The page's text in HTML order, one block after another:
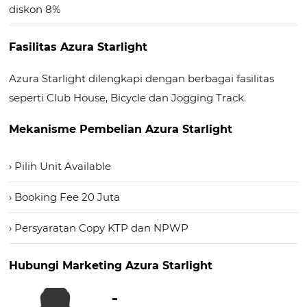
diskon 8%
Fasilitas Azura Starlight
Azura Starlight dilengkapi dengan berbagai fasilitas
seperti Club House, Bicycle dan Jogging Track.
Mekanisme Pembelian Azura Starlight
› Pilih Unit Available
› Booking Fee 20 Juta
› Persyaratan Copy KTP dan NPWP
Hubungi Marketing Azura Starlight
-